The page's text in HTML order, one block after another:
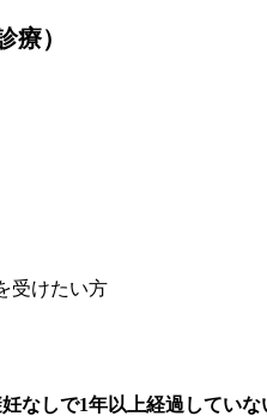
）
受けたい方
なしで1年以上経過していな